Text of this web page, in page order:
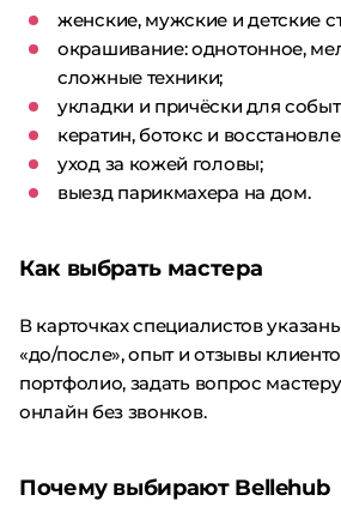
женские, мужские и детские
окрашивание: однотонное,
сложные техники;
укладки и причёски для
кератин, ботокс и
уход за кожей головы;
выезд парикмахера на дом.
Как выбрать мастера
В карточках специалистов
«до/после», опыт и отзывы
портфолио, задать вопрос
онлайн без звонков.
Почему выбирают Bellehub